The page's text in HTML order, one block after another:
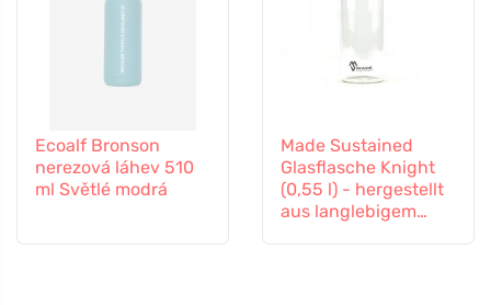
Ecoalf Bronson
nerezová láhev 510
ml Světlé modrá
Made Sustained
Glasflasche Knight
(0,55 l) - hergestellt
aus langlebigem